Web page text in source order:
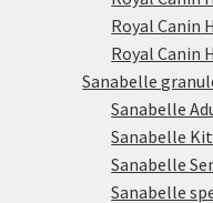
Royal Canin
Royal Canin
Sanabelle
Sanabelle
Sanabelle
Sanabelle
Sanabelle